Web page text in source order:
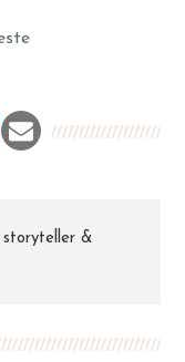
storyteller &